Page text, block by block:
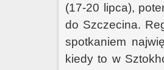
(17-20 lipca),
do Szczecina.
spotkaniem
kiedy to w